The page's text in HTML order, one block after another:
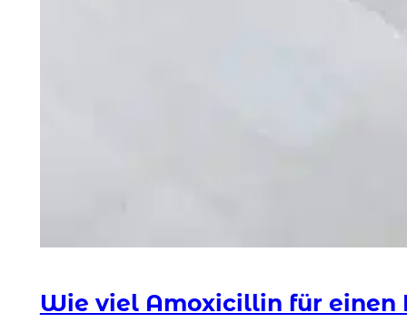
Wie viel Amoxicillin für einen